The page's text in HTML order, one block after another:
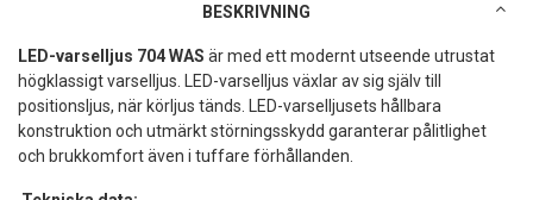
BESKRIVNING
LED-varselljus 704 WAS är med ett modernt utseende utrustat
högklassigt varselljus. LED-varselljus växlar av sig själv till
positionsljus, när körljus tänds. LED-varselljusets hållbara
konstruktion och utmärkt störningsskydd garanterar pålitlighet
och brukkomfort även i tuffare förhållanden.